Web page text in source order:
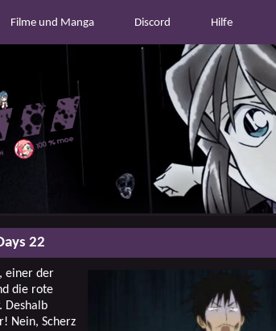
Filme und Manga Discord Hilfe
22
einer der
die rote
Deshalb
Nein, Scherz